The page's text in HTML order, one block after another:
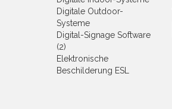
Digitale Outdoor-
Systeme
Digital-Signage Software
(2)
Elektronische
Beschilderung ESL